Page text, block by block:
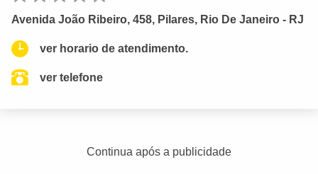
Avenida João Ribeiro, 458, Pilares, Rio De Janeiro - RJ
ver horario de atendimento.
ver telefone
Continua após a publicidade